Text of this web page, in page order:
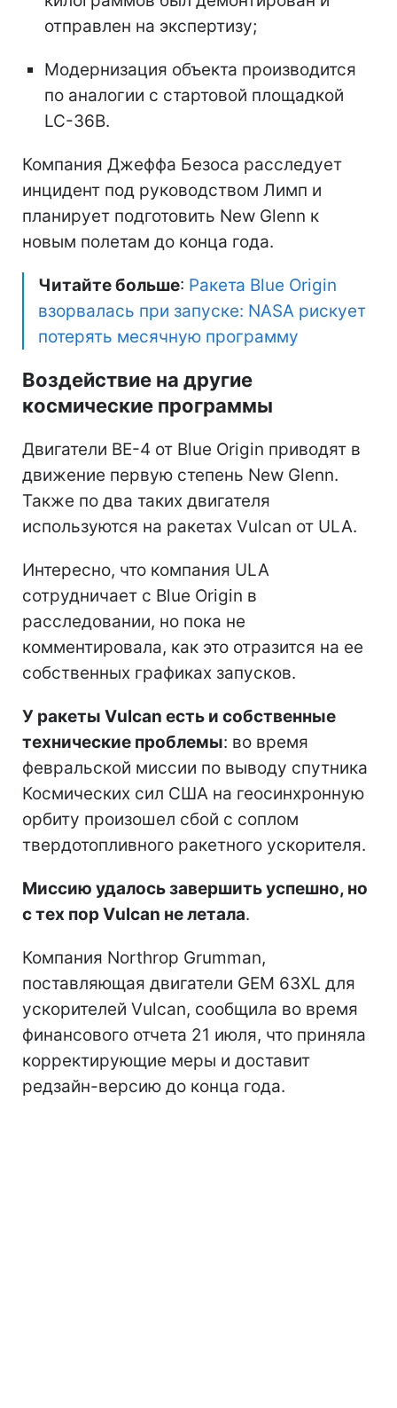
отправлен на экспертизу;
Модернизация объекта производится
по аналогии с стартовой площадкой
LC-36B.
Компания Джеффа Безоса расследует
инцидент под руководством Лимп и
планирует подготовить New Glenn к
новым полетам до конца года.
Читайте больше: Ракета Blue Origin
взорвалась при запуске: NASA рискует
потерять месячную программу
Воздействие на другие
космические программы
Двигатели BE-4 от Blue Origin приводят в
движение первую степень New Glenn.
Также по два таких двигателя
используются на ракетах Vulcan от ULA.
Интересно, что компания ULA
сотрудничает с Blue Origin в
расследовании, но пока не
комментировала, как это отразится на ее
собственных графиках запусков.
У ракеты Vulcan есть и собственные
технические проблемы: во время
февральской миссии по выводу спутника
Космических сил США на геосинхронную
орбиту произошел сбой с соплом
твердотопливного ракетного ускорителя.
Миссию удалось завершить успешно, но
с тех пор Vulcan не летала.
Компания Northrop Grumman,
поставляющая двигатели GEM 63XL для
ускорителей Vulcan, сообщила во время
финансового отчета 21 июля, что приняла
корректирующие меры и доставит
редзайн-версию до конца года.